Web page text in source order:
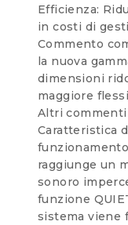
Efficienza:
in costi di
Commento
la nuova
dimensioni
maggiore
Altri commenti
Caratteristica
raggiunge un
sonoro
funzione
sistema viene